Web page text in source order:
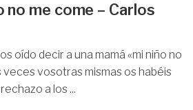
no me come – Carlos
oído decir a una mamá «mi niño no
veces vosotras mismas os habéis
a los ...